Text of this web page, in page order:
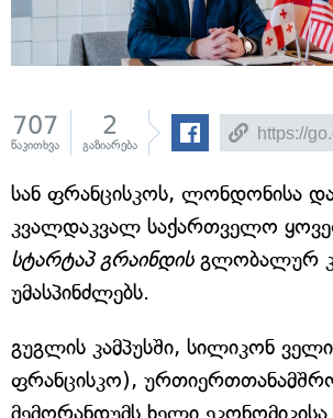
707
წაკითხვა
2
გაზიარება
სან ფრანცისკოს, ლონდონისა
კვალდაკვალ საქართველო
სტარტაპ გრაინდისგლობალურ
უმასპინძლებს.
გუგლის კამპუსში, სილიკონ
ფრანცისკო),